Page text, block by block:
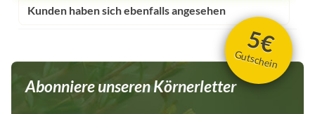
Kunden haben sich ebenfalls angesehen
5€
Gutschein
Abonniere unseren Körnerletter